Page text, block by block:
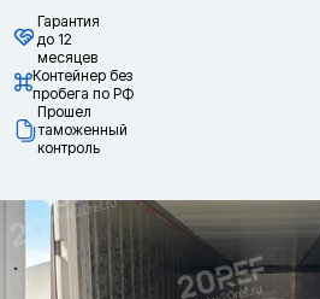
Гарантия
до 12
месяцев
Контейнер без
пробега по РФ
Прошел
таможенный
контроль